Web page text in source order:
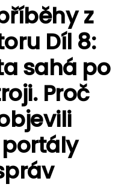
z
Díl 8:
sahá po
Proč